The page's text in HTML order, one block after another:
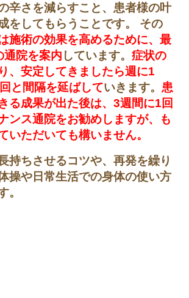
辛さを減らすこと、患者様の叶
をしてもらうことです。 その
施術の効果を高めるために、最
通院を案内 しています。 症状の
、安定してきましたら週に1
と間隔を延ばしていきます。 患
る成果が出た後は、3週間に1回
ンス通院をお勧めしますが、も
いただいても構いません。
持ちさせるコツや、再発を繰り
操や日常生活での身体の使い方
。